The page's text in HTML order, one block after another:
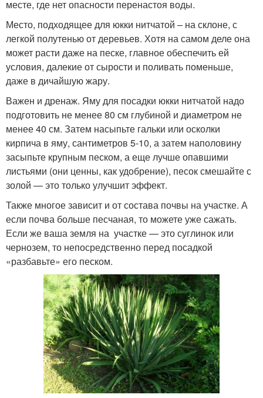
месте, где нет опасности перенастоя воды.
Место, подходящее для юкки нитчатой – на склоне, с
легкой полутенью от деревьев. Хотя на самом деле она
может расти даже на песке, главное обеспечить ей
условия, далекие от сырости и поливать поменьше,
даже в дичайшую жару.
Важен и дренаж. Яму для посадки юкки нитчатой надо
подготовить не менее 80 см глубиной и диаметром не
менее 40 см. Затем насыпьте гальки или осколки
кирпича в яму, сантиметров 5-10, а затем наполовину
засыпьте крупным песком, а еще лучше опавшими
листьями (они ценны, как удобрение), песок смешайте с
золой — это только улучшит эффект.
Также многое зависит и от состава почвы на участке. А
если почва больше песчаная, то можете уже сажать.
Если же ваша земля на участке — это суглинок или
чернозем, то непосредственно перед посадкой
«разбавьте» его песком.